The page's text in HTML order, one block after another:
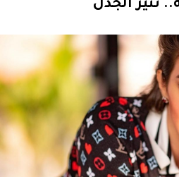
تثير الجدل